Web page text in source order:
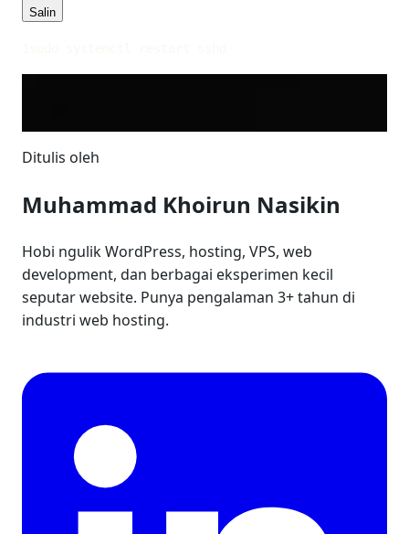
Salin
Ditulis oleh
Muhammad Khoirun Nasikin
Hobi ngulik WordPress, hosting, VPS, web
development, dan berbagai eksperimen kecil
seputar website. Punya pengalaman 3+ tahun di
industri web hosting.